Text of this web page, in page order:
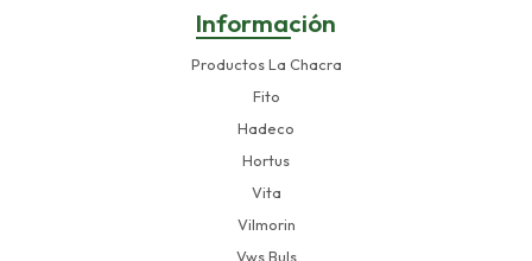
Información
Productos La Chacra
Fito
Hadeco
Hortus
Vita
Vilmorin
Vws Buls